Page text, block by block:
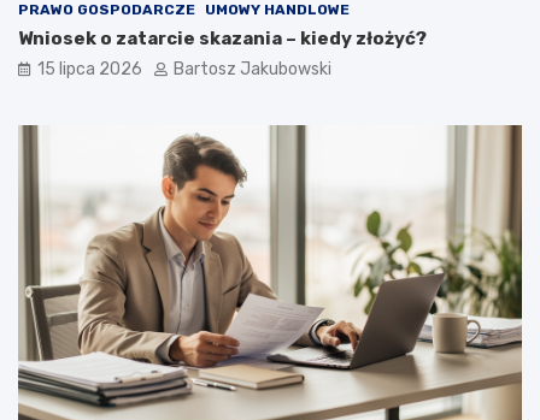
PRAWO GOSPODARCZE UMOWY HANDLOWE
Wniosek o zatarcie skazania – kiedy złożyć?
15 lipca 2026 Bartosz Jakubowski